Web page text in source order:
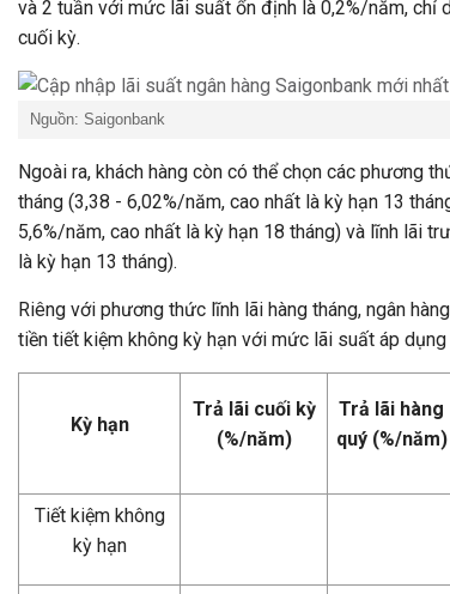
và 2 tuần với mức lãi suất ổn định là 0,2%/năm, chỉ
cuối kỳ.
Nguồn: Saigonbank
Ngoài ra, khách hàng còn có thể chọn các phương
tháng (3,38 - 6,02%/năm, cao nhất là kỳ hạn 13
5,6%/năm, cao nhất là kỳ hạn 18 tháng) và lĩnh lãi
là kỳ hạn 13 tháng).
Riêng với phương thức lĩnh lãi hàng tháng, ngân
tiền tiết kiệm không kỳ hạn với mức lãi suất áp dụng
Kỳ hạn
Trả lãi cuối kỳ
(%/năm)
Trả lãi hàng
quý (%/năm)
Tiết kiệm không
kỳ hạn